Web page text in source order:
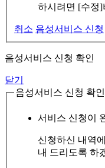
하시려면 [수정]
취소 음성서비스 신청
음성서비스 신청 확인
닫기
음성서비스 신청 확인
서비스 신청이
신청하신 내역
내 드리도록 하